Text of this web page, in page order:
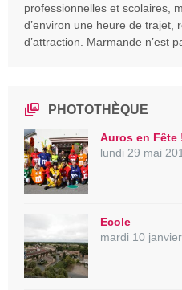
professionnelles et scolaires,
d’environ une heure de trajet,
d’attraction. Marmande n’est
PHOTOTHÈQUE
Auros en Fête
lundi 29 mai
Ecole
mardi 10